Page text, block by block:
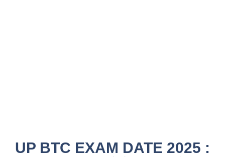
UP BTC EXAM DATE 2025 :